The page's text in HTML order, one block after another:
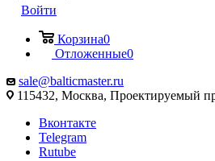
Войти
Корзина0
Отложенные0
sale@balticmaster.ru
115432, Москва, Проектируемый
Вконтакте
Telegram
Rutube